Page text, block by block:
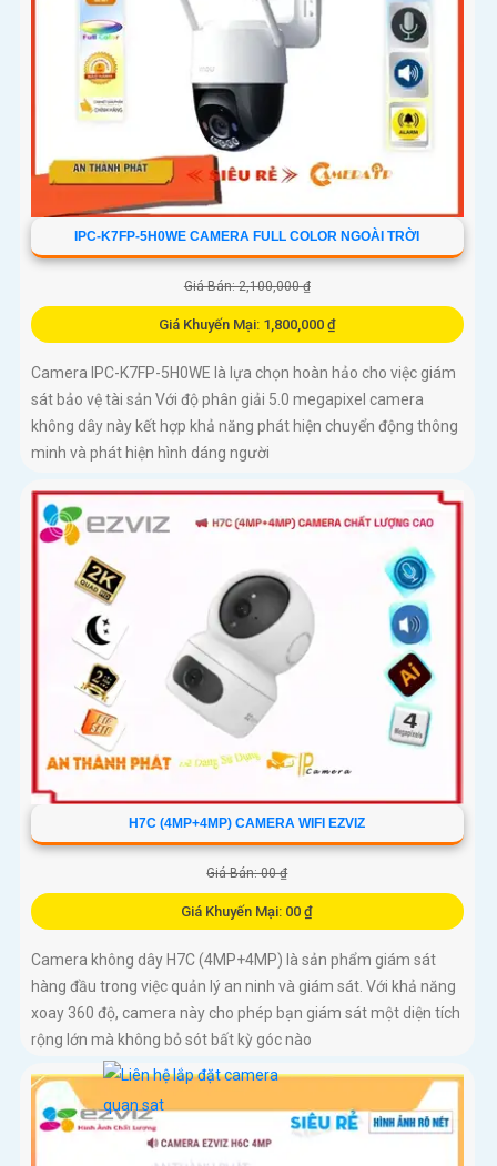
IPC-K7FP-5H0WE CAMERA FULL COLOR NGOÀI TRỜI
Giá Bán: 2,100,000 ₫
Giá Khuyến Mại: 1,800,000 ₫
Camera IPC-K7FP-5H0WE là lựa chọn hoàn hảo cho việc giám
sát bảo vệ tài sản Với độ phân giải 5.0 megapixel camera
không dây này kết hợp khả năng phát hiện chuyển động thông
minh và phát hiện hình dáng người
H7C (4MP+4MP) CAMERA WIFI EZVIZ
Giá Bán: 00 ₫
Giá Khuyến Mại: 00 ₫
Camera không dây H7C (4MP+4MP) là sản phẩm giám sát
hàng đầu trong việc quản lý an ninh và giám sát. Với khả năng
xoay 360 độ, camera này cho phép bạn giám sát một diện tích
rộng lớn mà không bỏ sót bất kỳ góc nào